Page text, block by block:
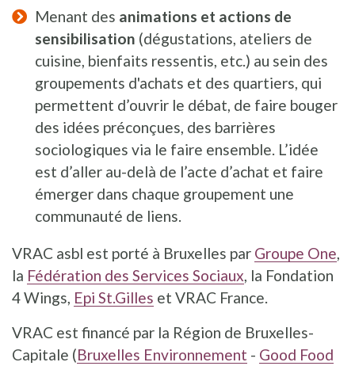
Menant des animations et actions de
sensibilisation (dégustations, ateliers de
cuisine, bienfaits ressentis, etc.) au sein des
groupements d'achats et des quartiers, qui
permettent d’ouvrir le débat, de faire bouger
des idées préconçues, des barrières
sociologiques via le faire ensemble. L’idée
est d’aller au-delà de l’acte d’achat et faire
émerger dans chaque groupement une
communauté de liens.
VRAC asbl est porté à Bruxelles par Groupe One,
la Fédération des Services Sociaux, la Fondation
4 Wings, Epi St.Gilles et VRAC France.
VRAC est financé par la Région de Bruxelles-
Capitale (Bruxelles Environnement - Good Food